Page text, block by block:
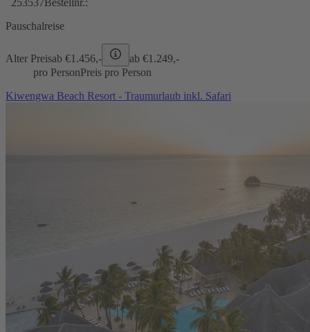
Pauschalreise
Alter Preisab €1.456,- ab €1.249,-
pro PersonPreis pro Person
Kiwengwa Beach Resort - Traumurlaub inkl. Safari